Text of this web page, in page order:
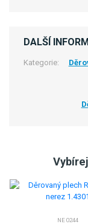
DALŠÍ
Kategorie:
NE 0244